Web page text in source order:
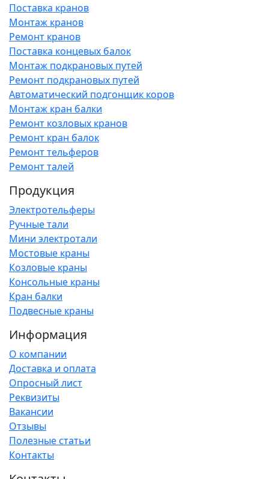
Поставка кранов
Монтаж кранов
Ремонт кранов
Поставка концевых балок
Монтаж подкрановых путей
Ремонт подкрановых путей
Автоматический подгонщик коров
Монтаж кран балки
Ремонт козловых кранов
Ремонт кран балок
Ремонт тельферов
Ремонт талей
Продукция
Электротельферы
Ручные тали
Мини электротали
Мостовые краны
Козловые краны
Консольные краны
Кран балки
Подвесные краны
Информация
О компании
Доставка и оплата
Опросный лист
Реквизиты
Вакансии
Отзывы
Полезные статьи
Контакты